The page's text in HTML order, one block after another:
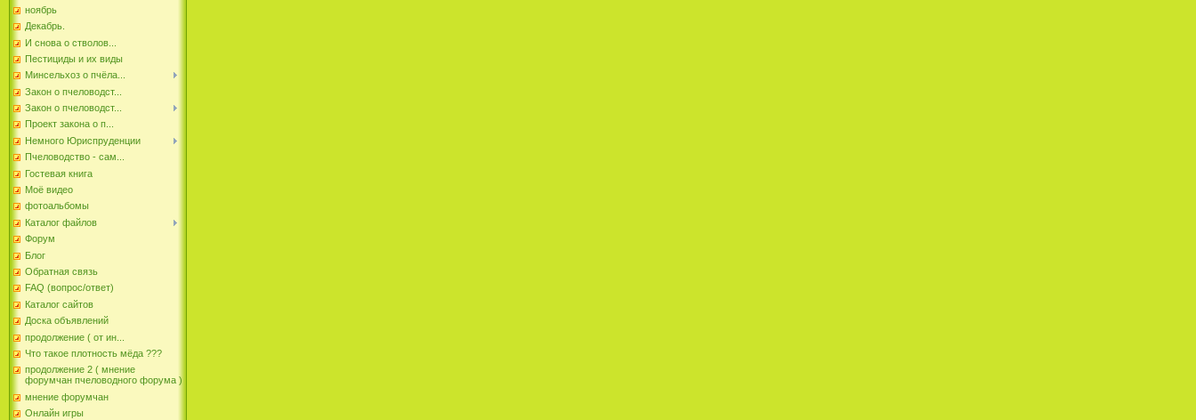
ноябрь
Декабрь.
И снова о стволов...
Пестициды и их виды
Минсельхоз о пчёла...
Закон о пчеловодст...
Закон о пчеловодст...
Проект закона о п...
Немного Юриспруденции
Пчеловодство - сам...
Гостевая книга
Моё видео
фотоальбомы
Каталог файлов
Форум
Блог
Обратная связь
FAQ (вопрос/ответ)
Каталог сайтов
Доска объявлений
продолжение ( от ин...
Что такое плотность мёда ???
продолжение 2 ( мнение
форумчан пчеловодного форума )
мнение форумчан
Онлайн игры